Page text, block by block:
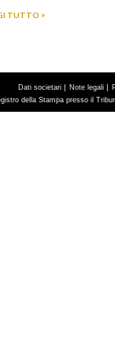
TUTTO >
Dati societari | Note legali |
della Stampa presso il